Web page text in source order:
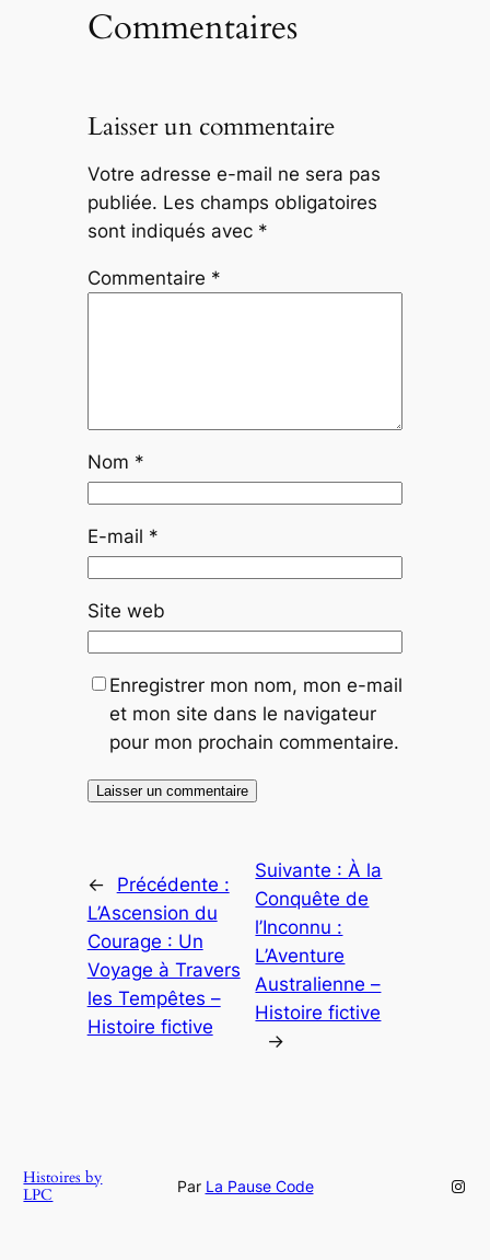
Commentaires
Laisser un commentaire
Votre adresse e-mail ne sera pas
publiée. Les champs obligatoires
sont indiqués avec *
Commentaire *
Nom *
E-mail *
Site web
Enregistrer mon nom, mon e-mail
et mon site dans le navigateur
pour mon prochain commentaire.
←
Précédente :
L’Ascension du
Courage : Un
Voyage à Travers
les Tempêtes –
Histoire fictive
Suivante :À la
Conquête de
l’Inconnu :
L’Aventure
Australienne –
Histoire fictive
→
Histoires by
LPC
Par La Pause Code